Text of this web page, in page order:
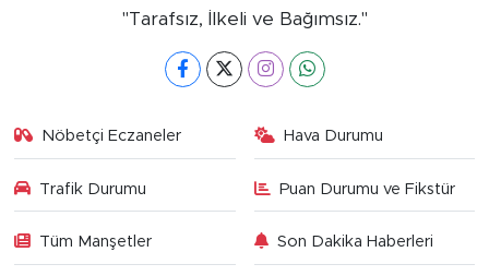
"Tarafsız, İlkeli ve Bağımsız."
Nöbetçi Eczaneler Hava Durumu
Trafik Durumu Puan Durumu ve Fikstür
Tüm Manşetler Son Dakika Haberleri